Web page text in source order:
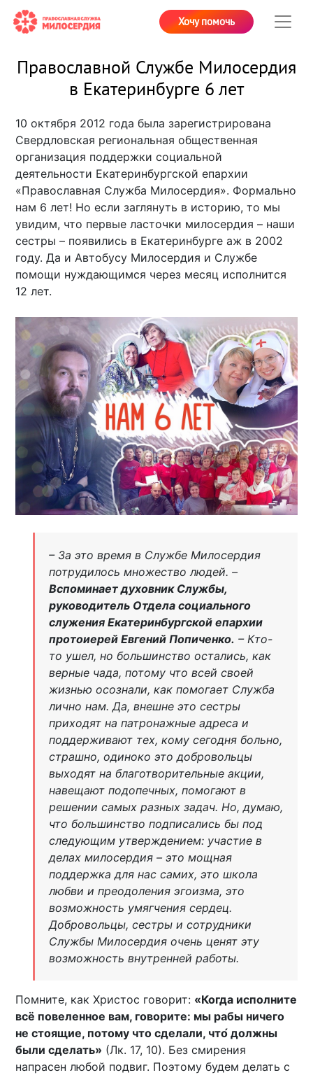
Хочу помочь
Православной Службе Милосердия
в Екатеринбурге 6 лет
10 октября 2012 года была зарегистрирована
Свердловская региональная общественная
организация поддержки социальной
деятельности Екатеринбургской епархии
«Православная Служба Милосердия». Формально
нам 6 лет! Но если заглянуть в историю, то мы
увидим, что первые ласточки милосердия – наши
сестры – появились в Екатеринбурге аж в 2002
году. Да и Автобусу Милосердия и Службе
помощи нуждающимся через месяц исполнится
12 лет.
– За это время в Службе Милосердия
потрудилось множество людей. –
Вспоминает духовник Службы,
руководитель Отдела социального
служения Екатеринбургской епархии
протоиерей Евгений Попиченко. – Кто-
то ушел, но большинство остались, как
верные чада, потому что всей своей
жизнью осознали, как помогает Служба
лично нам. Да, внешне это сестры
приходят на патронажные адреса и
поддерживают тех, кому сегодня больно,
страшно, одиноко это добровольцы
выходят на благотворительные акции,
навещают подопечных, помогают в
решении самых разных задач. Но, думаю,
что большинство подписались бы под
следующим утверждением: участие в
делах милосердия – это мощная
поддержка для нас самих, это школа
любви и преодоления эгоизма, это
возможность умягчения сердец.
Добровольцы, сестры и сотрудники
Службы Милосердия очень ценят эту
возможность внутренней работы.
Помните, как Христос говорит: «Когда исполните
всё повеленное вам, говорите: мы рабы ничего
не стоящие, потому что сделали, что́ должны
были сделать» (Лк. 17, 10). Без смирения
напрасен любой подвиг. Поэтому будем делать с